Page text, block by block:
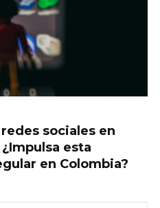
sociales en
esta
en Colombia?